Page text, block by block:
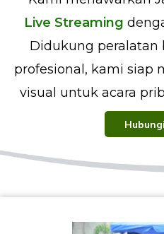
Live Streaming
Didukung peralatan
profesional, kami siap
visual untuk acara